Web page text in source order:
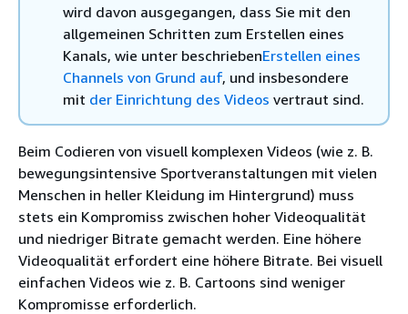
wird davon ausgegangen, dass Sie mit den
allgemeinen Schritten zum Erstellen eines
Kanals, wie unter beschriebenErstellen eines
Channels von Grund auf, und insbesondere
mit der Einrichtung des Videos vertraut sind.
Beim Codieren von visuell komplexen Videos (wie z. B.
bewegungsintensive Sportveranstaltungen mit vielen
Menschen in heller Kleidung im Hintergrund) muss
stets ein Kompromiss zwischen hoher Videoqualität
und niedriger Bitrate gemacht werden. Eine höhere
Videoqualität erfordert eine höhere Bitrate. Bei visuell
einfachen Videos wie z. B. Cartoons sind weniger
Kompromisse erforderlich.